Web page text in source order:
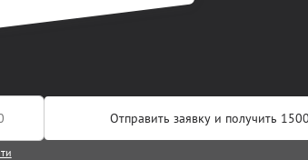
Отправить заявку и получить